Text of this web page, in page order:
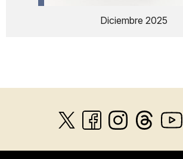
Diciembre 2025